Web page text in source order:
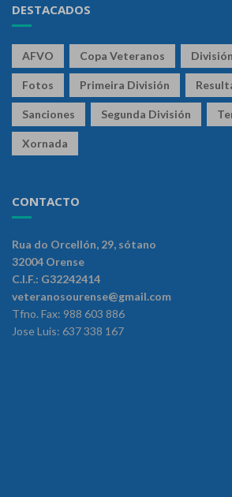
DESTACADOS
AFVO Copa Veteranos
Fotos Primeira División
Sanciones Segunda División
Xornada
CONTACTO
Rua do Orcellón, 29, sótano
32004 Orense
C.I.F.: G32242414
veteranosourense@gmail.com
Tfno. Fax: 988 603 886
Jose Luis: 637 338 167